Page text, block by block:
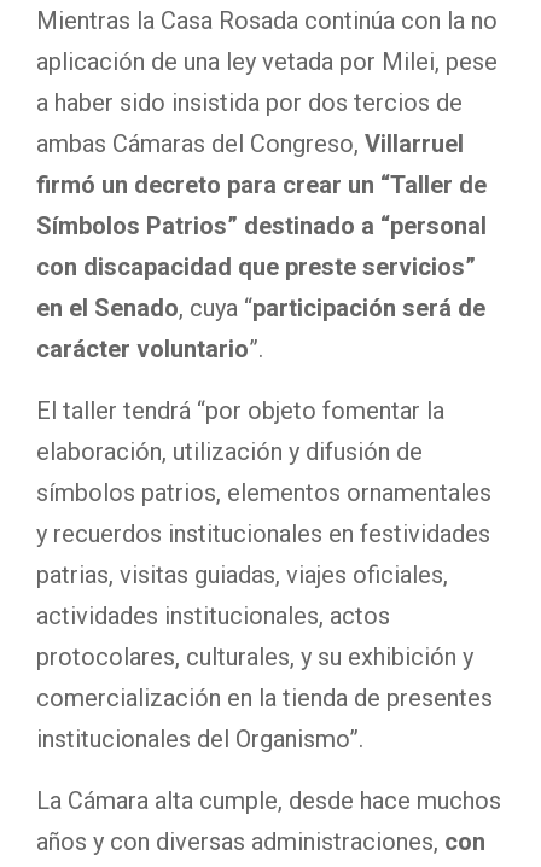
Mientras la Casa Rosada continúa con la no
aplicación de una ley vetada por Milei, pese
a haber sido insistida por dos tercios de
ambas Cámaras del Congreso, Villarruel
firmó un decreto para crear un “Taller de
Símbolos Patrios” destinado a “personal
con discapacidad que preste servicios”
en el Senado, cuya “participación será de
carácter voluntario”.
El taller tendrá “por objeto fomentar la
elaboración, utilización y difusión de
símbolos patrios, elementos ornamentales
y recuerdos institucionales en festividades
patrias, visitas guiadas, viajes oficiales,
actividades institucionales, actos
protocolares, culturales, y su exhibición y
comercialización en la tienda de presentes
institucionales del Organismo”.
La Cámara alta cumple, desde hace muchos
años y con diversas administraciones, con